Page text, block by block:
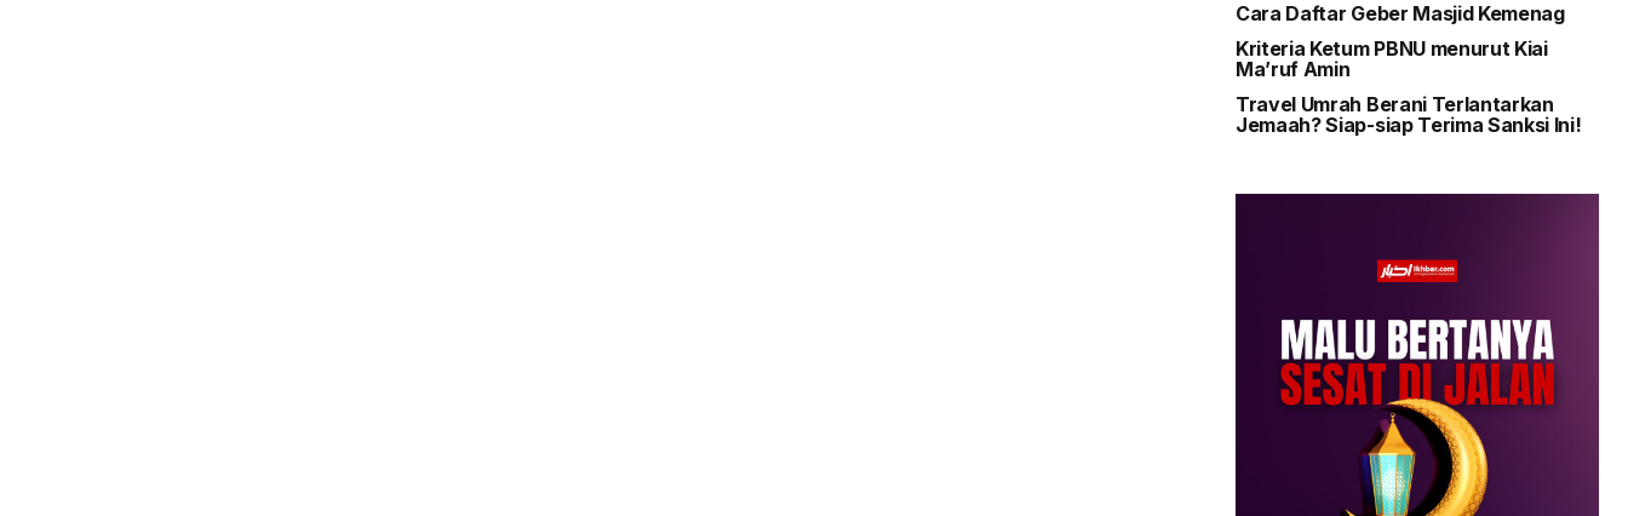
Cara Daftar Geber Masjid Kemenag
Kriteria Ketum PBNU menurut Kiai
Ma’ruf Amin
Travel Umrah Berani Terlantarkan
Jemaah? Siap-siap Terima Sanksi Ini!